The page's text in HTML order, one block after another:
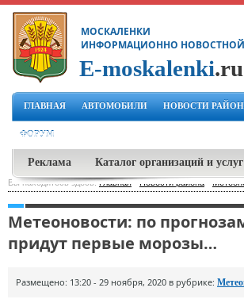
МОСКАЛЕНКИ
ИНФОРМАЦИОННО НОВОСТНОЙ
E-moskalenki.ru
ГЛАВНАЯ АВТОМОБИЛИ НОВОСТИ
ФОРУМ
Реклама Каталог организаций и услуг
Вы находитесь здесь:Главная-Новости района
Метеоновости: по
придут первые морозы…
Размещено: 13:20 - 29 ноября, 2020 в рубрике: